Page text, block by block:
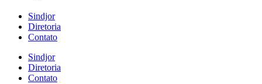
Sindjor
Diretoria
Contato
Sindjor
Diretoria
Contato